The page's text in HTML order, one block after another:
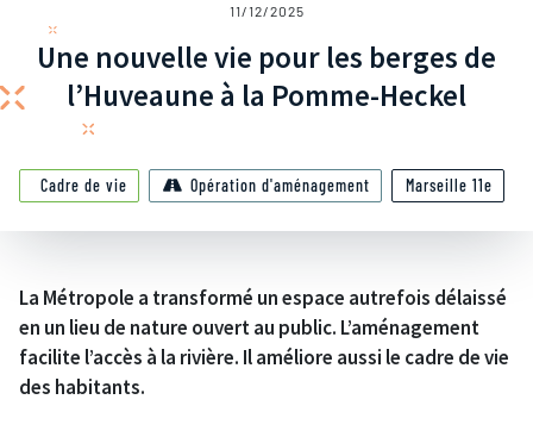
11/12/2025
Une nouvelle vie pour les berges de
l’Huveaune à la Pomme-Heckel
Cadre de vie Opération d'aménagement Marseille 11e
La Métropole a transformé un espace autrefois délaissé
en un lieu de nature ouvert au public. L’aménagement
facilite l’accès à la rivière. Il améliore aussi le cadre de vie
des habitants.